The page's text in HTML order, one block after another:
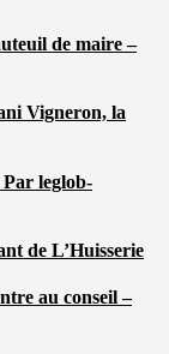
de maire –
Vigneron, la
Par leglob-
de L’Huisserie
au conseil –